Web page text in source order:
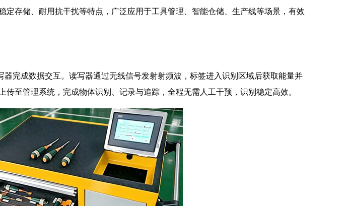
定存储、耐用抗干扰等特点，广泛应用于工具管理、智能仓储、生产线等场景，有效
完成数据交互。读写器通过无线信号发射射频波，标签进入识别区域后获取能量并
至管理系统，完成物体识别、记录与追踪，全程无需人工干预，识别稳定高效。